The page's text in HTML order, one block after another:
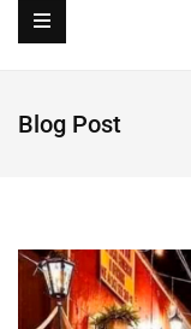
Blog Post